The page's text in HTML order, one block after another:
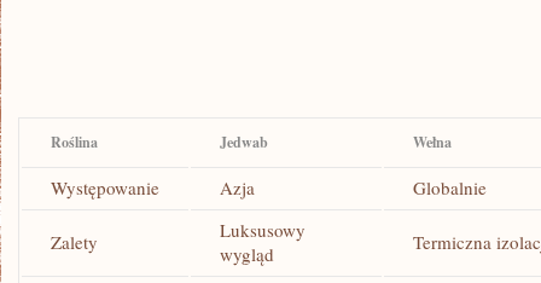
Roślina Jedwab Wełna
Występowanie Azja Globalnie
Zalety
Luksusowy
wygląd
Termiczna